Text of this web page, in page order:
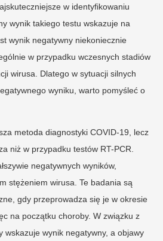
w identyfikowaniu
wynik takiego testu wskazuje na
wynik negatywny niekoniecznie
w przypadku wczesnych stadiów
wirusa. Dlatego w sytuacji silnych
wyniku, warto pomyśleć o
metoda diagnostyki COVID-19, lecz
niż w przypadku testów RT-PCR.
negatywnych wyników,
stężeniem wirusa. Te badania są
gdy przeprowadza się je w okresie
na początku choroby. W związku z
wskazuje wynik negatywny, a objawy